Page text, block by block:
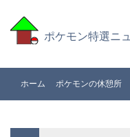
ポケモン特選ニ
ホーム ポケモンの休憩所